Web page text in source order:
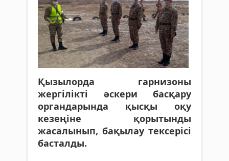
Қызылорда гарнизоны
жергілікті әскери басқару
органдарында қысқы оқу
кезеңіне қорытынды
жасалынып, бақылау тексерісі
басталды.